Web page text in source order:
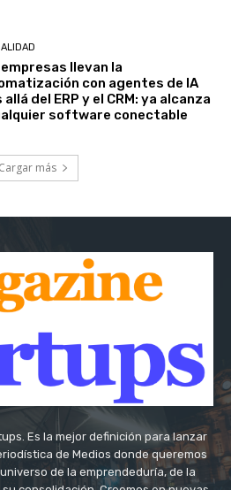
llevan la
con agentes de IA
allá del ERP y el CRM: ya alcanza
software conectable
Cargar más
Es la mejor definición para lanzar
de Medios donde queremos
de la emprendeduría, de la